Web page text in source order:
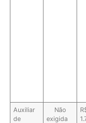
Auxiliar
de
Não
exigida